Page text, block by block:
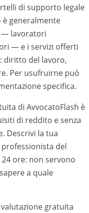
di supporto legale
è generalmente
— lavoratori
— e i servizi offerti
diritto del lavoro,
Per usufruirne può
specifica.
di AvvocatoFlash è
di reddito e senza
Descrivi la tua
del
ore: non servono
a quale
gratuita